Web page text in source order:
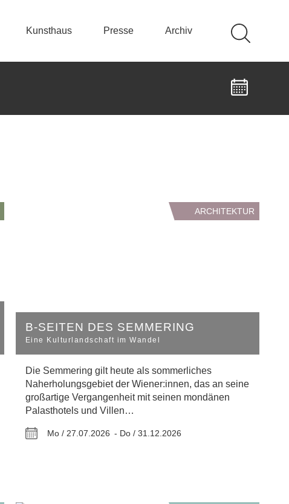
Kunsthaus Presse Archiv
ARCHITEKTUR
B-SEITEN DES SEMMERING
Eine Kulturlandschaft im Wandel
Die Semmering gilt heute als sommerliches
Naherholungsgebiet der Wiener:innen, das an seine
großartige Vergangenheit mit seinen mondänen
Palasthotels und Villen…
Mo / 27.07.2026 - Do / 31.12.2026